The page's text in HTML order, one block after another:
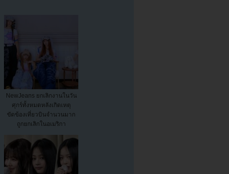
NewJeans ยกเลิกงานในวัน
ศุกร์ทั้งหมดหลังเกิดเหตุ
ขัดข้องเที่ยวบินจำนวนมาก
ถูกยกเลิกในอเมริกา